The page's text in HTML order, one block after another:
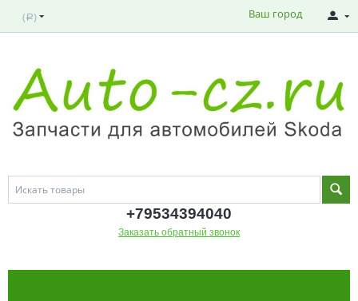
( Р ) Ваш город
+79534394040
Заказать обратный звонок